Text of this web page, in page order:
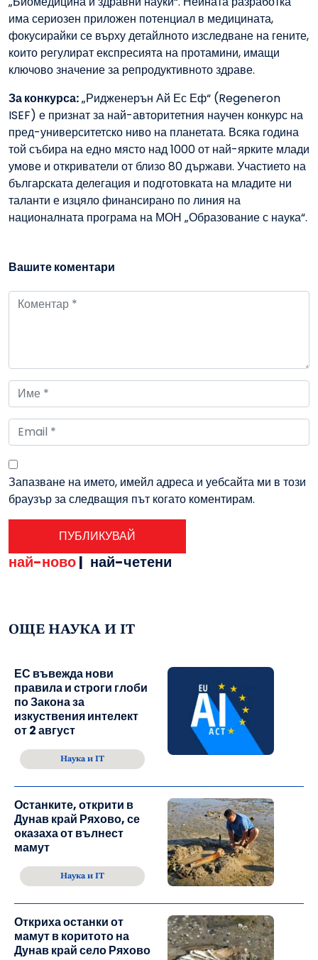
има сериозен приложен потенциал в медицината,
фокусирайки се върху детайлното изследване на гените,
които регулират експресията на протамини, имащи
ключово значение за репродуктивното здраве.
За конкурса:„Ридженерън Ай Ес Еф“ (Regeneron
ISEF) е признат за най-авторитетния научен конкурс на
пред-университетско ниво на планетата. Всяка година
той събира на едно място над 1000 от най-ярките млади
умове и откриватели от близо 80 държави. Участието на
българската делегация и подготовката на младите ни
таланти е изцяло финансирано по линия на
националната програма на МОН „Образование с наука“.
Вашите коментари
Запазване на името, имейл адреса и уебсайта ми в този
браузър за следващия път когато коментирам.
най-ново| най-четени
ОЩЕ НАУКА И IT
ЕС въвежда нови
правила и строги глоби
по Закона за
изкуствения интелект
от 2 август
Наука и IT
Останките, открити в
Дунав край Ряхово, се
оказаха от вълнест
мамут
Наука и IT
Откриха останки от
мамут в коритото на
Дунав край село Ряхово